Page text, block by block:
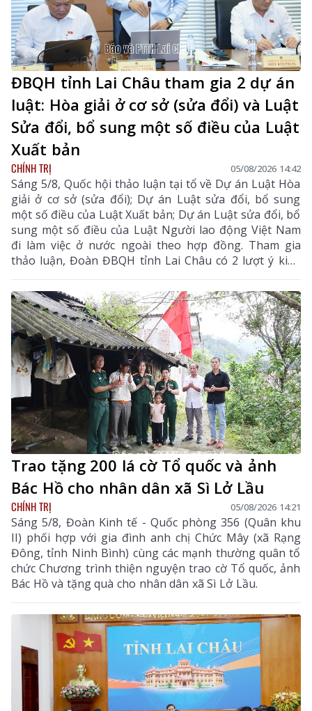
ĐBQH tỉnh Lai Châu tham gia 2 dự án
luật: Hòa giải ở cơ sở (sửa đổi) và Luật
Sửa đổi, bổ sung một số điều của Luật
Xuất bản
CHÍNH TRỊ 05/08/2026 14:42
Sáng 5/8, Quốc hội thảo luận tại tổ về Dự án Luật Hòa
giải ở cơ sở (sửa đổi); Dự án Luật sửa đổi, bổ sung
một số điều của Luật Xuất bản; Dự án Luật sửa đổi, bổ
sung một số điều của Luật Người lao động Việt Nam
đi làm việc ở nước ngoài theo hợp đồng. Tham gia
thảo luận, Đoàn ĐBQH tỉnh Lai Châu có 2 lượt ý kiến
đối với Dự án Luật Hòa giải ở cơ sở (sửa đổi) và Dự án
Luật sửa đổi, bổ sung một số điều của Luật Xuất bản.
Trao tặng 200 lá cờ Tổ quốc và ảnh
Bác Hồ cho nhân dân xã Sì Lở Lầu
CHÍNH TRỊ 05/08/2026 14:21
Sáng 5/8, Đoàn Kinh tế - Quốc phòng 356 (Quân khu
II) phối hợp với gia đình anh chị Chức Mây (xã Rạng
Đông, tỉnh Ninh Bình) cùng các mạnh thường quân tổ
chức Chương trình thiện nguyện trao cờ Tổ quốc, ảnh
Bác Hồ và tặng quà cho nhân dân xã Sì Lở Lầu.